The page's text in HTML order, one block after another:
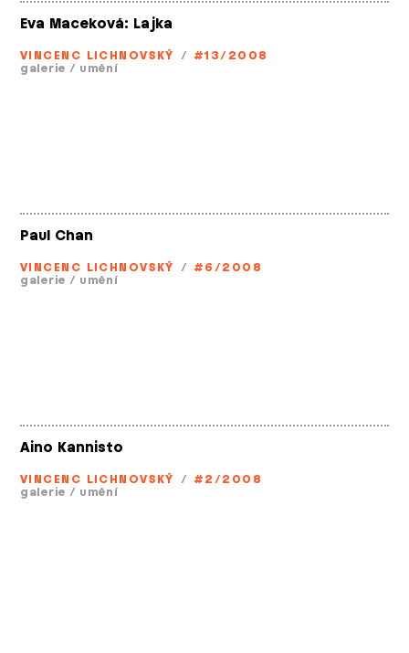
Eva Maceková: Lajka
VINCENC LICHNOVSKÝ / #13/2008
galerie / umění
Paul Chan
VINCENC LICHNOVSKÝ / #6/2008
galerie / umění
Aino Kannisto
VINCENC LICHNOVSKÝ / #2/2008
galerie / umění